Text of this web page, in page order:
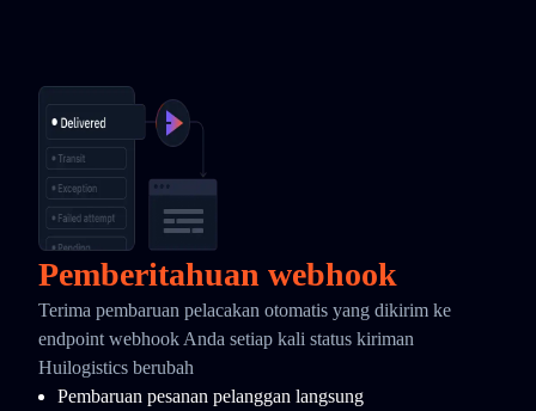
Pemberitahuan webhook
Terima pembaruan pelacakan otomatis yang dikirim ke
endpoint webhook Anda setiap kali status kiriman
Huilogistics berubah
Pembaruan pesanan pelanggan langsung